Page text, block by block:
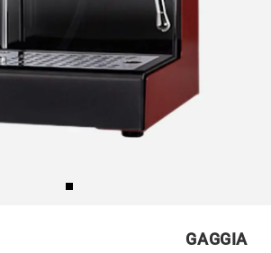
GAGGIA